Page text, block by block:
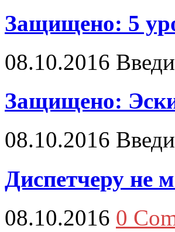
Защищено: 5
08.10.2016
Защищено:
08.10.2016
Диспетчеру не
08.10.2016 0